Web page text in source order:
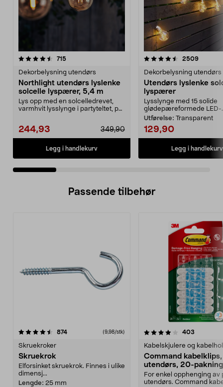
715anmeldelser
Dekorbelysning utendørs
Northlight utendørs lyslenke
solcelle lyspærer, 5,4 m
Lys opp med en solcelledrevet,
varmhvit lysslynge i partyteltet, på
244,93 349,90
Legg i handlekurv
4.5 av 5 stjerner 2509
Dekorbelysning utendørs
Utendørs lyslenke
lyspærer
Lysslynge med 15 solide
glødepæreformede LED-
Utførelse: Transparent
129,90
Legg i handlekurv
4.5 av 5 stjerner
Passende tilbehør
874anmeldelser (9,98/stk)
Skruekroker
Skruekrok
Elforsinket skruekrok. Finnes i ulike
dimensj...
Lengde: 25 mm
4.0av 5 stjerner 403
Kabelskjulere og
Command kabelklips,
utendørs, 20-pakning
For enkel opphenging av
utendørs. Command
4.5av 5 stjerner